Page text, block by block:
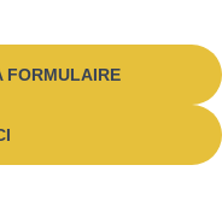
FORMULAIRE